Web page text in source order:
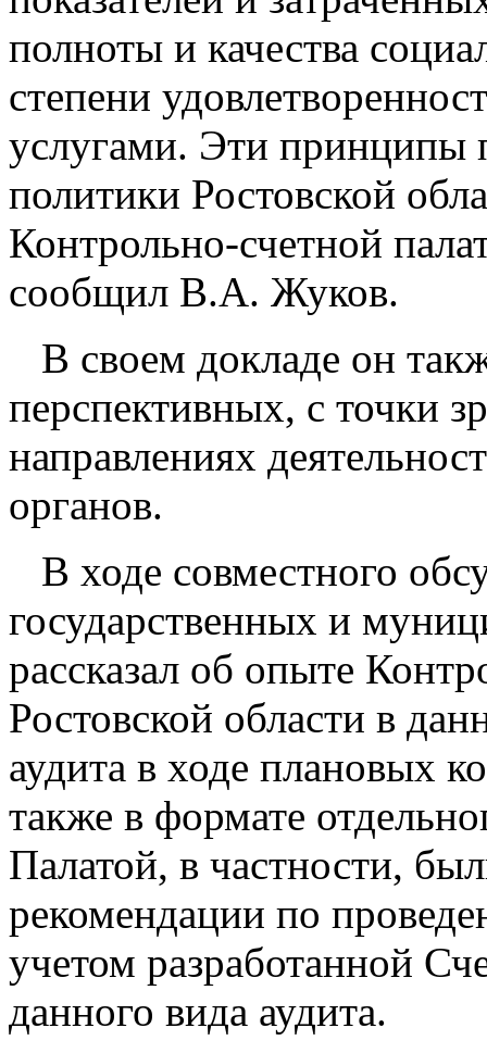
полноты и качества
степени
услугами. Эти принципы
политики Ростовской
Контрольно-счетной
сообщил В.А. Жуков.
В своем докладе он
перспективных, с точки
направлениях
органов.
В ходе совместного
государственных и
рассказал об опыте
Ростовской области в
аудита в ходе плановых
также в формате
Палатой, в частности,
рекомендации по
учетом разработанной
данного вида аудита.